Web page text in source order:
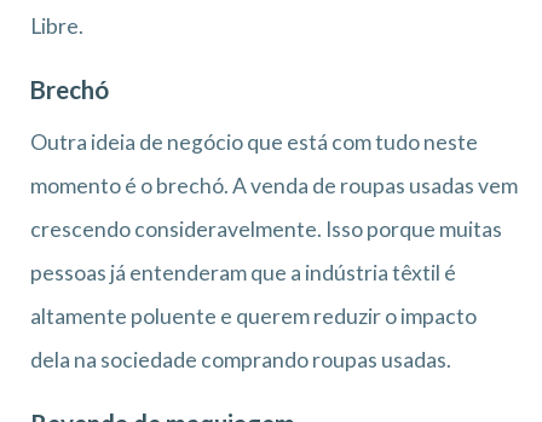
Libre.
Brechó
Outra ideia de negócio que está com tudo neste
momento é o brechó. A venda de roupas usadas vem
crescendo consideravelmente. Isso porque muitas
pessoas já entenderam que a indústria têxtil é
altamente poluente e querem reduzir o impacto
dela na sociedade comprando roupas usadas.